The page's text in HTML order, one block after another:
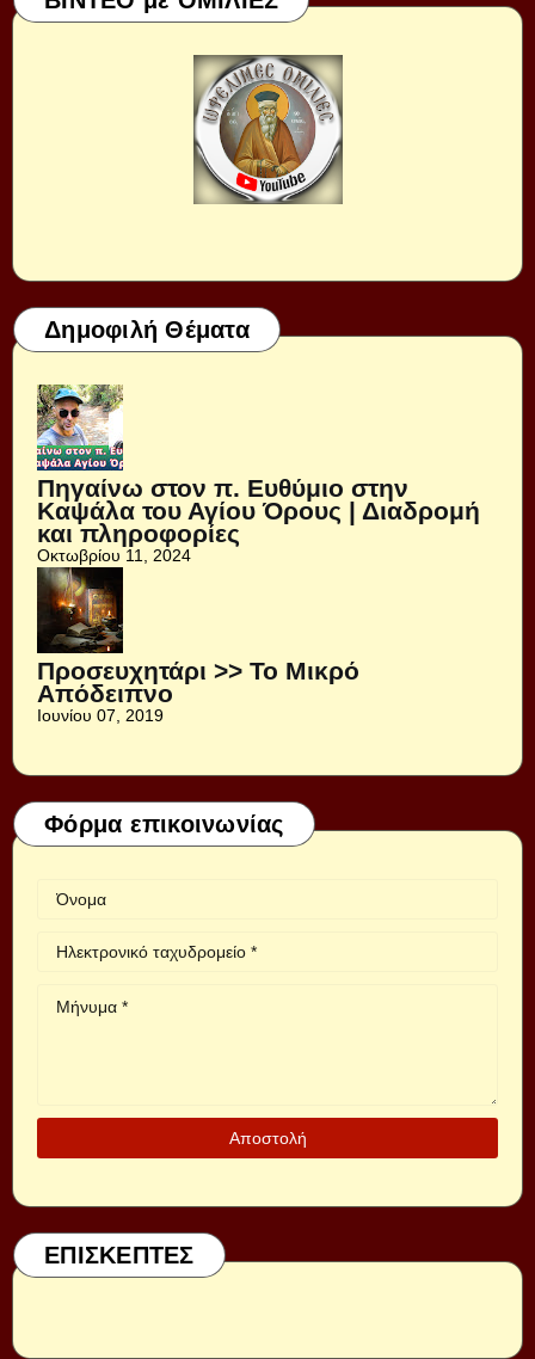
Δημοφιλή Θέματα
Πηγαίνω στον π. Ευθύμιο στην
Καψάλα του Αγίου Όρους | Διαδρομή
και πληροφορίες
Οκτωβρίου 11, 2024
Προσευχητάρι >> Το Μικρό
Απόδειπνο
Ιουνίου 07, 2019
Φόρμα επικοινωνίας
ΕΠΙΣΚΕΠΤΕΣ